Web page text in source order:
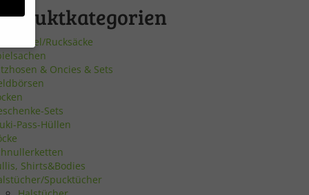
Rucksäcke
& Oncies & Sets
Sets
Pass-Hüllen
Shirts&Bodies
Spucktücher